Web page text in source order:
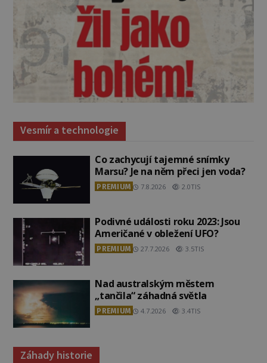
Vesmír a technologie
Co zachycují tajemné snímky
Marsu? Je na něm přeci jen voda?
PREMIUM 7.8.2026 2.0TIS
Podivné události roku 2023: Jsou
Američané v obležení UFO?
PREMIUM 27.7.2026 3.5TIS
Nad australským městem
„tančila“ záhadná světla
PREMIUM 4.7.2026 3.4TIS
Záhady historie